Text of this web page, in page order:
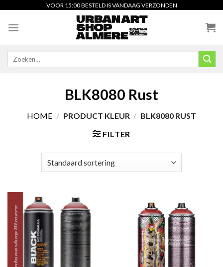
content
VOOR 15:00 BESTELD IS VANDAAG VERZONDEN
BLK8080 Rust
HOME / PRODUCT KLEUR / BLK8080 RUST
FILTER